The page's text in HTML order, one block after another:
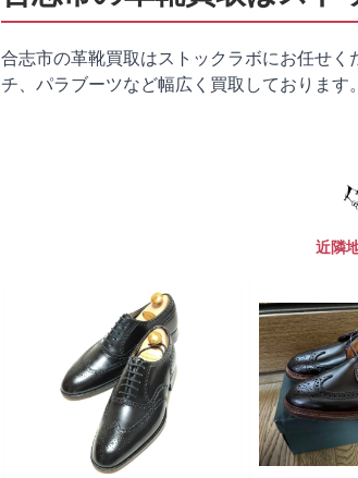
合志市の革靴買取はストックラボにお任せ
チ、パラブーツなど幅広く買取しております
近隣